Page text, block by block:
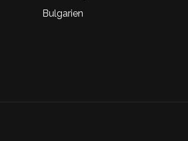
Bulgarien